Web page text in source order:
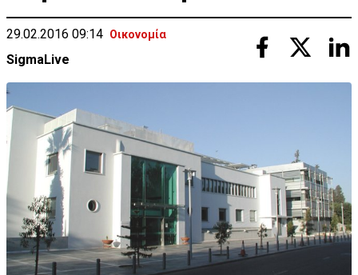
29.02.2016 09:14 Οικονομία
SigmaLive